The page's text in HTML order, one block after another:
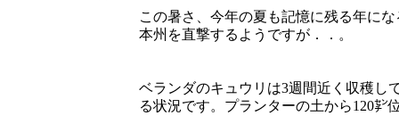
この暑さ、今年の夏も記憶に残る年に
本州を直撃するようですが．．。
ベランダのキュウリは3週間近く収穫し
る状況です。プランターの土から120